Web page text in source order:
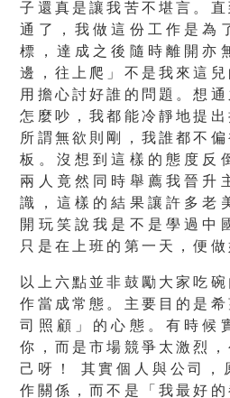
子還真是讓我苦不堪言。
通了，我做這份工作是為
標，達成之後隨時離開亦
邊，往上爬」不是我來這
用擔心討好誰的問題。想
怎麼吵，我都能冷靜地提
所謂無欲則剛，我誰都不
板。沒想到這樣的態度反
兩人竟然同時舉薦我晉升
識，這樣的結果讓許多老
開玩笑說我是不是學過中
只是在上班的第一天，便做
以上六點並非鼓勵大家吃
作當成常態。主要目的是
司照顧」的心態。有時候
你，而是市場競爭太激烈
己呀！ 其實個人與公司，
作關係，而不是「我最好